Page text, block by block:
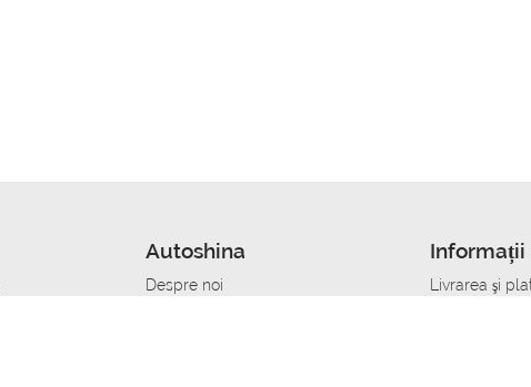
Autoshina
Despre noi
Livrarea şi